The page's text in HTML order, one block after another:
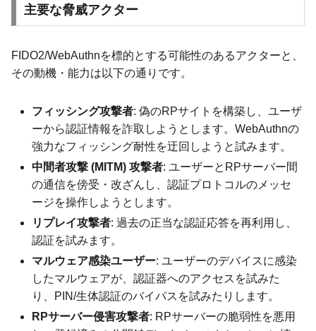
主要な脅威アクター
FIDO2/WebAuthnを標的とする可能性のあるアクターと、
その動機・能力は以下の通りです。
フィッシング攻撃者: 偽のRPサイトを構築し、ユーザ
ーから認証情報を詐取しようとします。WebAuthnの
強力なフィッシング耐性を迂回しようと試みます。
中間者攻撃 (MITM) 攻撃者: ユーザーとRPサーバー間
の通信を傍受・改ざんし、認証プロトコルのメッセ
ージを操作しようとします。
リプレイ攻撃者: 過去の正当な認証応答を再利用し、
認証を試みます。
マルウェア感染ユーザー: ユーザーのデバイスに感染
したマルウェアが、認証器へのアクセスを試みた
り、PIN/生体認証のバイパスを試みたりします。
RPサーバー侵害攻撃者: RPサーバーの脆弱性を悪用